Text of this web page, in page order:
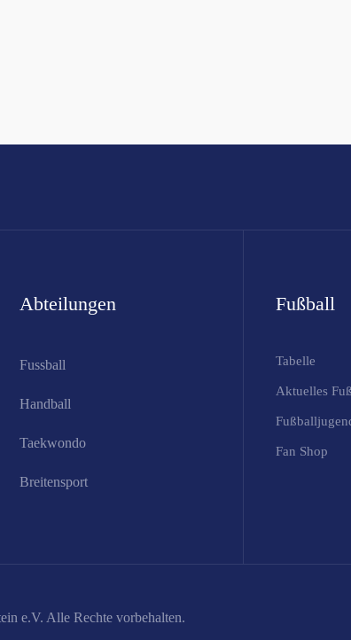
Abteilungen
Fussball
Handball
Taekwondo
Breitensport
Fußball
Tabelle
Aktuelles
Fan Shop
e.V. Alle Rechte vorbehalten.